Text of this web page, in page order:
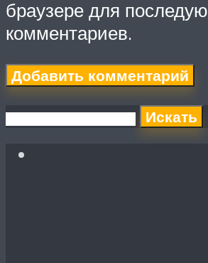
браузере для
комментариев.
Искать